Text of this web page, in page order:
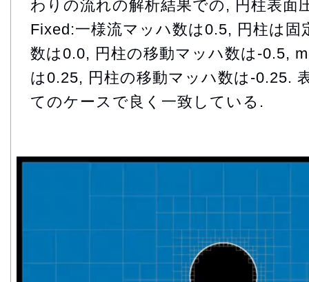
わりの流れの解析結果での, 円柱表面
Fixed:一様流マッハ数は0.5, 円柱は固
数は0.0, 円柱の移動マッハ数は-0.5,
は0.25, 円柱の移動マッハ数は-0.25.
てのケースで良く一致している.
動